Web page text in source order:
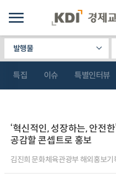
발행물
특집 이슈 특별인터뷰
‘혁신적인, 성장하는, 안전
공감할 콘셉트로 홍보
김진희 문화체육관광부 해외홍보기